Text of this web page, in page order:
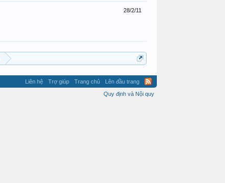
28/2/11
Liên hệ Trợ giúp Trang chủ
Lên đầu trang
Quy định và Nội quy